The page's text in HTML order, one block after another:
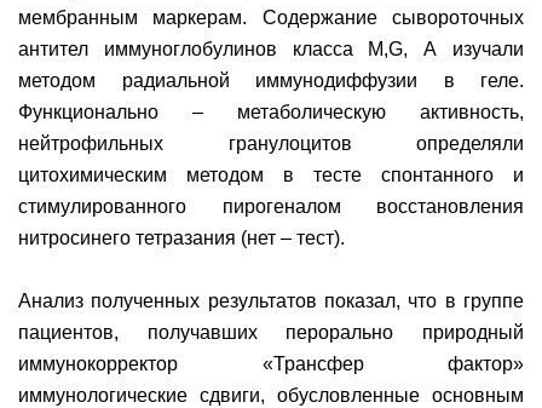
мембранным маркерам. Содержание сывороточных
антител иммуноглобулинов класса М,G, А изучали
методом радиальной иммунодиффузии в геле.
Функционально – метаболическую активность,
нейтрофильных гранулоцитов определяли
цитохимическим методом в тесте спонтанного и
стимулированного пирогеналом восстановления
нитросинего тетразания (нет – тест).
Анализ полученных результатов показал, что в группе
пациентов, получавших перорально природный
иммунокорректор «Трансфер фактор»
иммунологические сдвиги, обусловленные основным